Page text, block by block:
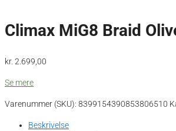
Climax MiG8 Braid
kr. 2.699,00
Se mere
Varenummer (SKU): 8399154390853806510
Beskrivelse